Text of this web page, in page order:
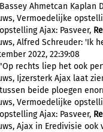
Ahmetcan Kaplan
Vermoedelijke
Ajax: Pasveer,
Alfred Schreuder: 'Ik
2022, 22:39:08
rechts liep het ook
Ijzersterk Ajax laat
beide ploegen
Vermoedelijke
Ajax: Pasveer,
Ajax in Eredivisie ook